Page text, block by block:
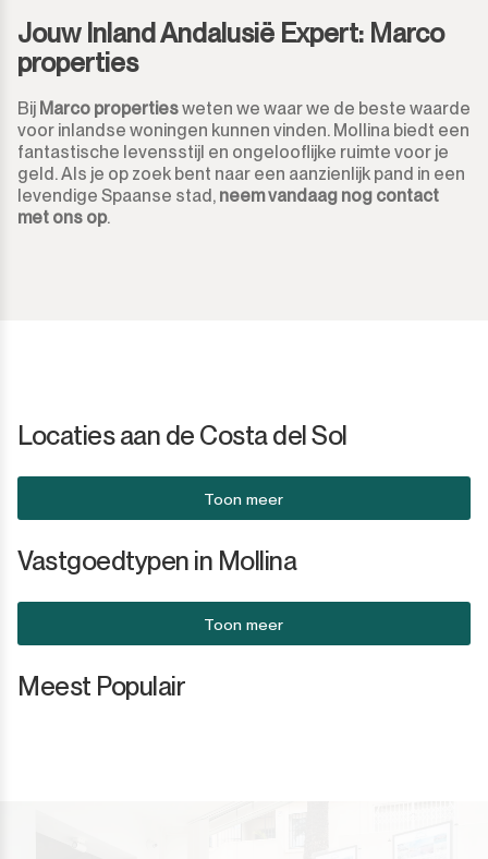
Jouw Inland Andalusië Expert: Marco
properties
Bij Marco propertiesweten we waar we de beste waarde
voor inlandse woningen kunnen vinden. Mollina biedt een
fantastische levensstijl en ongelooflijke ruimte voor je
geld. Als je op zoek bent naar een aanzienlijk pand in een
levendige Spaanse stad, neem vandaag nog contact
met ons op.
Locaties aan de Costa del Sol
Toon meer
Vastgoedtypen in Mollina
Toon meer
Meest Populair